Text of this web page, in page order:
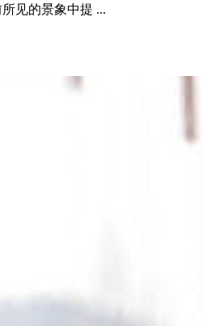
见的景象中提 ...